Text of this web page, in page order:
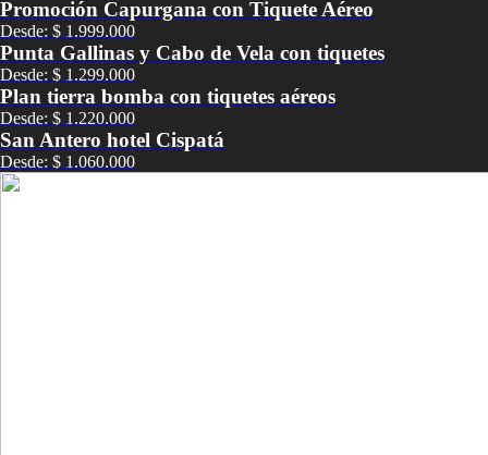
Promoción Capurgana con Tiquete Aéreo
Desde: $ 1.999.000
Punta Gallinas y Cabo de Vela con tiquetes
Desde: $ 1.299.000
Plan tierra bomba con tiquetes aéreos
Desde: $ 1.220.000
San Antero hotel Cispatá
Desde: $ 1.060.000